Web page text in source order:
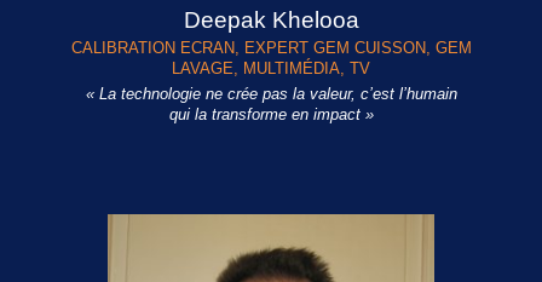
Deepak Khelooa
CALIBRATION ECRAN EXPERT GEM CUISSON GEM
LAVAGE
MULTIMÉDIA TV
« La technologie ne crée pas la valeur, c’est l’humain
qui la transforme en impact »